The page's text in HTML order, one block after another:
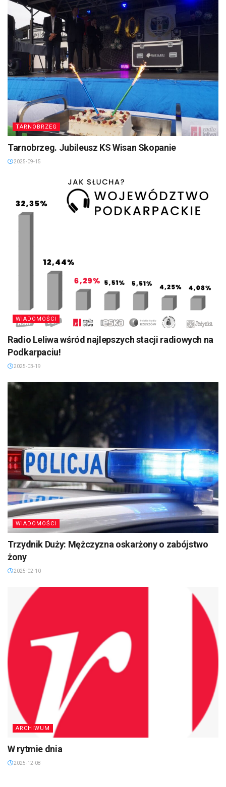
TARNOBRZEG
Tarnobrzeg. Jubileusz KS Wisan Skopanie
2025-09-15
WIADOMOŚCI
Radio Leliwa wśród najlepszych stacji radiowych na
Podkarpaciu!
2025-03-19
WIADOMOŚCI
Trzydnik Duży: Mężczyzna oskarżony o zabójstwo
żony
2025-02-10
ARCHIWUM
W rytmie dnia
2025-12-08